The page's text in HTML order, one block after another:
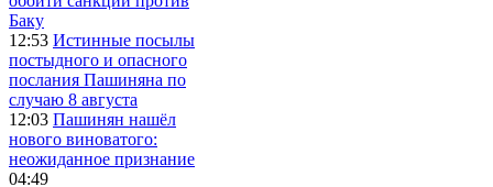
Баку
12:53 Истинные посылы
постыдного и опасного
послания Пашиняна по
случаю 8 августа
12:03 Пашинян нашёл
нового виноватого:
неожиданное признание
04:49